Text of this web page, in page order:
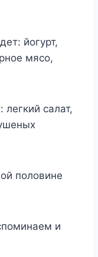
йогурт,
мясо,
салат,
половине
и